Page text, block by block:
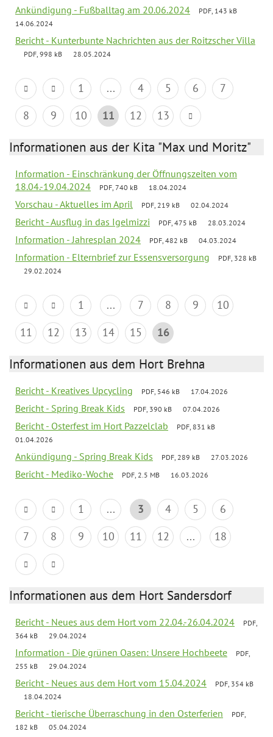
Ankündigung - Fußballtag am 20.06.2024
PDF, 143 kB
14.06.2024
Bericht - Kunterbunte Nachrichten aus der Roitzscher Villa
PDF, 998 kB 28.05.2024
1 ... 4 5 6
7
8
9 10 11 12 13
Informationen aus der Kita "Max und Moritz"
Information - Einschränkung der Öffnungszeiten vom
18.04.-19.04.2024
PDF, 740 kB 18.04.2024
Vorschau - Aktuelles im April PDF, 219 kB 02.04.2024
Bericht - Ausflug in das Igelmizzi PDF, 475 kB 28.03.2024
Information - Jahresplan 2024 PDF, 482 kB 04.03.2024
Information - Elternbrief zur Essensversorgung
PDF, 328 kB
29.02.2024
1 ... 7 8 9
10
11
12 13 14 15 16
Informationen aus dem Hort Brehna
Bericht - Kreatives Upcycling PDF, 546 kB 17.04.2026
Bericht - Spring Break Kids PDF, 390 kB 07.04.2026
Bericht - Osterfest im Hort Pazzelclab
PDF, 831 kB
01.04.2026
Ankündigung - Spring Break Kids PDF, 289 kB 27.03.2026
Bericht - Mediko-Woche PDF, 2.5 MB 16.03.2026
1 ... 3 4 5
6
7
8 9 10 11 12 ... 18
Informationen aus dem Hort Sandersdorf
Bericht - Neues aus dem Hort vom 22.04.-26.04.2024
PDF,
364 kB
29.04.2024
Information - Die grünen Oasen: Unsere Hochbeete
PDF,
255 kB
29.04.2024
Bericht - Neues aus dem Hort vom 15.04.2024
PDF, 354 kB
18.04.2024
Bericht - tierische Überraschung in den Osterferien
PDF,
182 kB
05.04.2024